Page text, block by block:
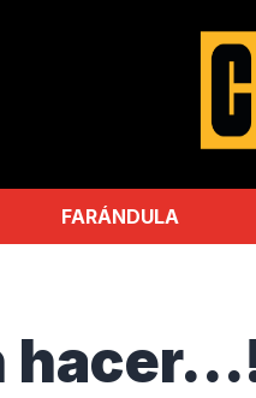
FARÁNDULA